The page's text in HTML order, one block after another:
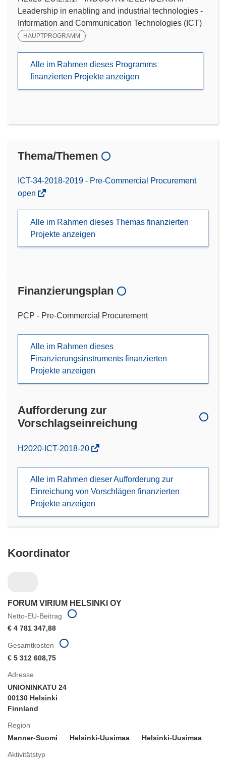
Leadership in enabling and industrial technologies -
Information and Communication Technologies (ICT)
HAUPTPROGRAMM
Alle im Rahmen dieses Programms
finanzierten Projekte anzeigen
Thema/Themen
ICT-34-2018-2019 - Pre-Commercial Procurement
open
Alle im Rahmen dieses Themas finanzierten
Projekte anzeigen
Finanzierungsplan
PCP - Pre-Commercial Procurement
Alle im Rahmen dieses
Finanzierungsinstruments finanzierten
Projekte anzeigen
Aufforderung zur
Vorschlagseinreichung
(öffnet
Fenster)
H2020-ICT-2018-20
Alle im Rahmen dieser Aufforderung zur
Einreichung von Vorschlägen finanzierten
Projekte anzeigen
Koordinator
FORUM VIRIUM HELSINKI OY
Netto-EU-Beitrag
€ 4 781 347,88
Adresse
UNIONINKATU 24
00130 Helsinki
Finnland
Region
Manner-Suomi
Helsinki-Uusimaa Helsinki-Uusimaa
Aktivitätstyp
Gesamtkosten
€ 5 312 608,75